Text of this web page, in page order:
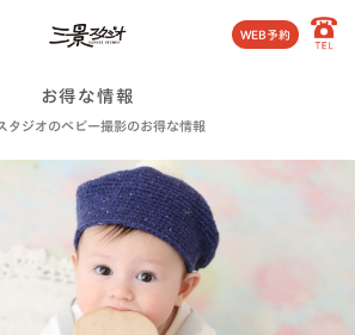
WEB予約
お得な情報
タジオのベビー撮影のお得な情報